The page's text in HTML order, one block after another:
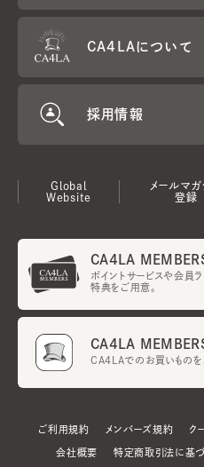
CA4LAについて
採用情報
Global
Website
メールマガ
登録
CA4LA
ポイントサービスや会員
特典をご用意。
CA4LA
CA4LAでのお買いものを
ご利用規約 メンバーズ規約 ク
会社概要 特定商取引法に基